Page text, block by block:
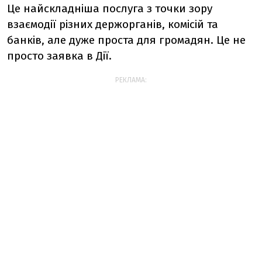
Це найскладніша послуга з точки зору
взаємодії різних держорганів, комісій та
банків, але дуже проста для громадян. Це не
просто заявка в Дії.
РЕКЛАМА: